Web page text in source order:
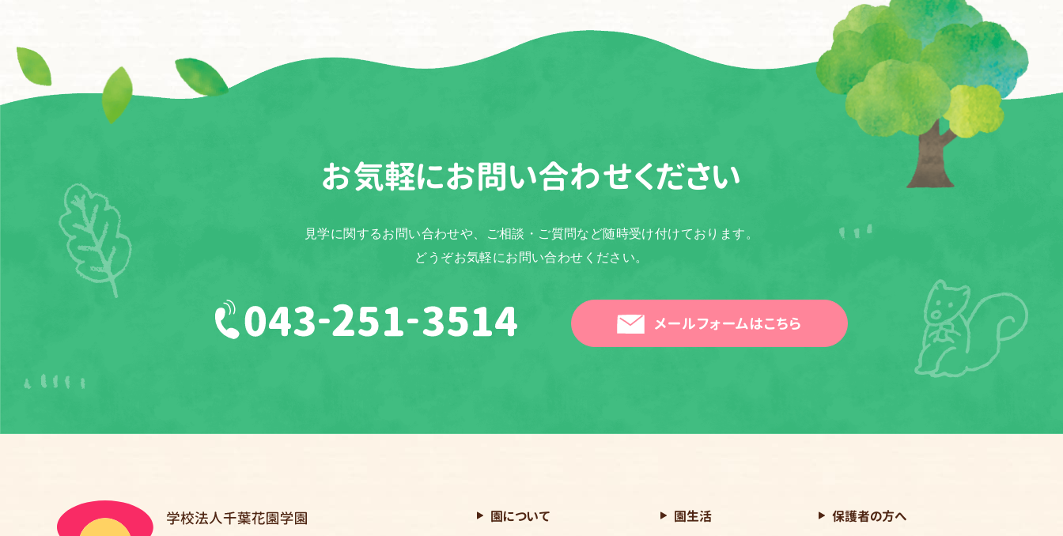
お気軽にお問い合わせください
見学に関するお問い合わせや、ご相談・ご質問など随時受け付けております。
どうぞお気軽にお問い合わせください。
メールフォームはこちら
園について
園生活
保護者の方へ